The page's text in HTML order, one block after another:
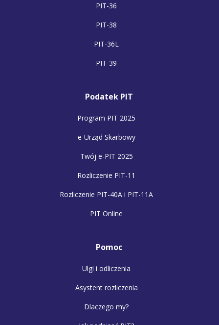
PIT-36
PIT-38
PIT-36L
PIT-39
Podatek PIT
Program PIT 2025
e-Urząd Skarbowy
Twój e-PIT 2025
Rozliczenie PIT-11
Rozliczenie PIT-40A i PIT-11A
PIT Online
Pomoc
Ulgi i odliczenia
Asystent rozliczenia
Dlaczego my?